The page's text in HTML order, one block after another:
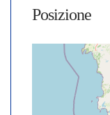
Posizione